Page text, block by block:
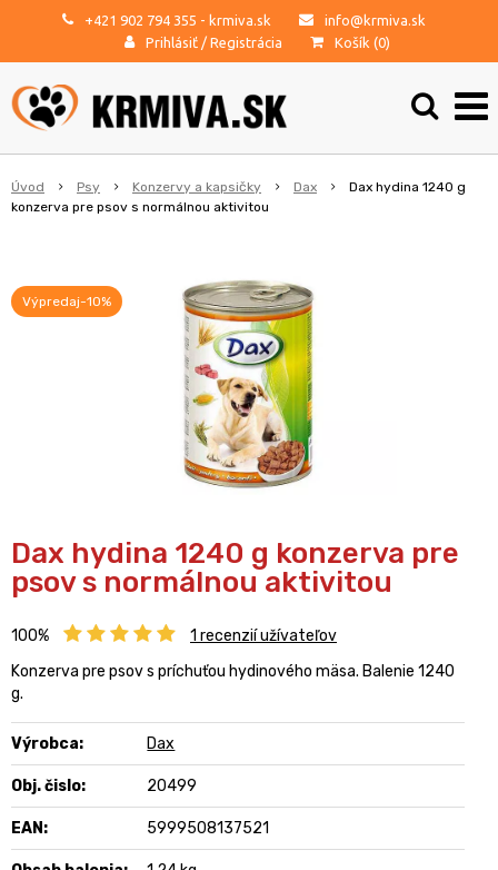
+421 902 794 355 - krmiva.sk
info@krmiva.sk
Prihlásiť / Registrácia Košík (0)
Úvod Psy Konzervy a kapsičky Dax
Dax hydina 1240 g
konzerva pre psov s normálnou aktivitou
Výpredaj-10%
Dax hydina 1240 g konzerva pre
psov s normálnou aktivitou
100% 1 recenzií užívateľov
Konzerva pre psov s príchuťou hydinového mäsa. Balenie 1240
g.
Výrobca: Dax
Obj. čislo: 20499
EAN: 5999508137521